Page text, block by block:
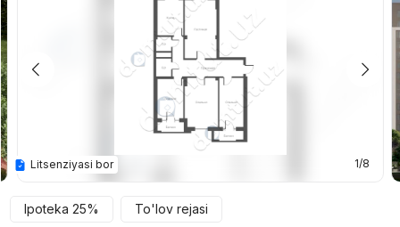
1/8
Litsenziyasi bor
Ipoteka 25% To'lov rejasi